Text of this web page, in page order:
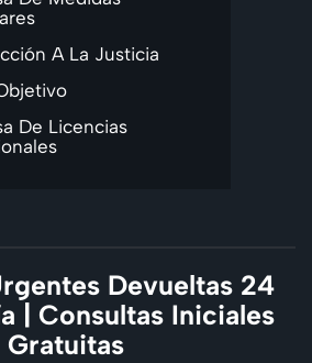
A La Justicia
De Licencias
Devueltas 24
| Consultas Iniciales
Gratuitas